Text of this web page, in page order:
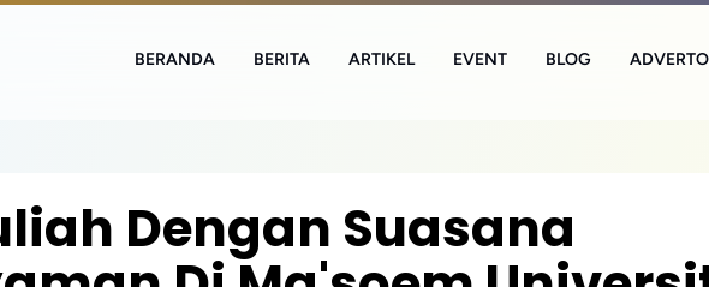
BERANDA BERITA ARTIKEL EVENT BLOG
Dengan Suasana